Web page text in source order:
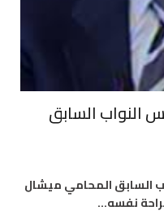
النواب السابق
السابق المحامي ميشال
نفسه…